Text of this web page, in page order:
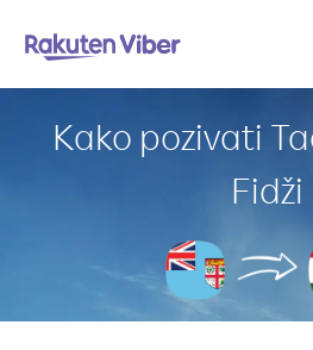
Kako pozivati
Fidži